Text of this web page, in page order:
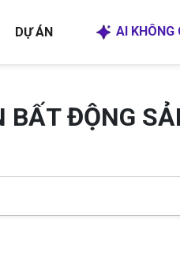
DỰ ÁN AI KHÔNG
BẤT ĐỘNG